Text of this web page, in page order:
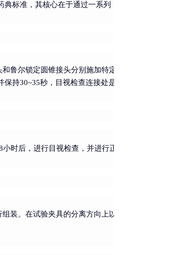
标准，其核心在于通过一系列
鲁尔锁定圆锥接头分别施加特定的轴向力和扭矩进
持30~35秒，目视检查连接处是否有水滴下。
时后，进行目视检查，并进行正压液体泄漏试验。
装。在试验夹具的分离方向上以约10N/s的速率施